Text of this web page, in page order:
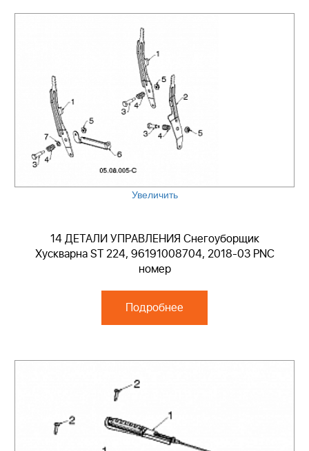
Увеличить
14 ДЕТАЛИ УПРАВЛЕНИЯ Снегоуборщик
Хускварна ST 224, 96191008704, 2018-03 PNC
номер
Подробнее